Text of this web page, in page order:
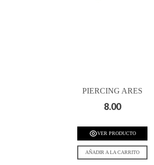
PIERCING ARES
8.00
VER PRODUCTO
AÑADIR A LA CARRITO